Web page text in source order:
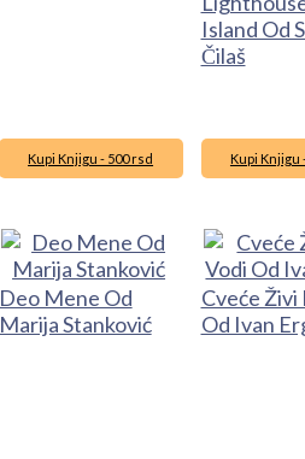
Island Od
Čilaš
Kupi Knjigu - 500 rsd
Deo Mene Od
Marija Stanković
Kupi Knjigu
Cveće Živi
Od Ivan